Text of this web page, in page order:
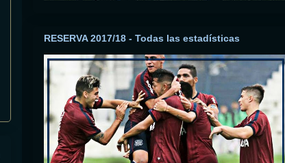
RESERVA 2017/18 - Todas las estadísticas